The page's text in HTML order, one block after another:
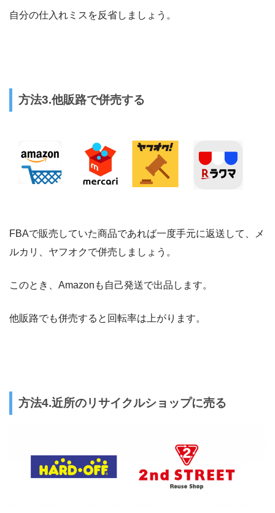
自分の仕入れミスを反省しましょう。
方法3.他販路で併売する
FBAで販売していた商品であれば一度手元に返送して、メ
ルカリ、ヤフオクで併売しましょう。
このとき、Amazonも自己発送で出品します。
他販路でも併売すると回転率は上がります。
方法4.近所のリサイクルショップに売る